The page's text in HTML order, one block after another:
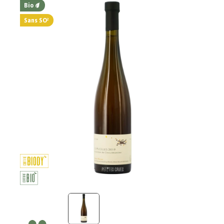
Bio
Sans SO²